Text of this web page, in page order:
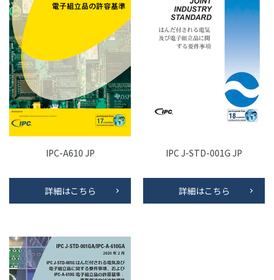
IPC-A610 JP
詳細はこちら
IPC J-STD-001G JP
詳細はこちら